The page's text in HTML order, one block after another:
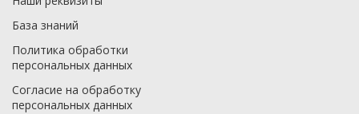
База знаний
Политика обработки
персональных данных
Согласие на обработку
персональных данных